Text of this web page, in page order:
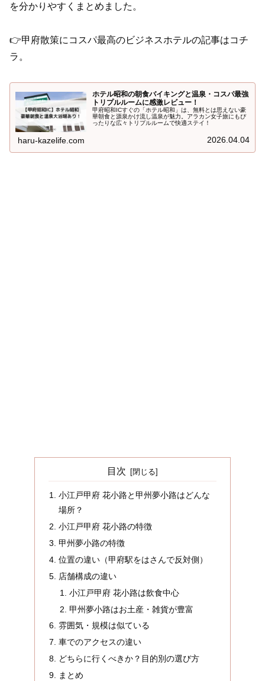
を分かりやすくまとめました。
👉甲府散策にコスパ最高のビジネスホテルの記事はコチ
ラ。
ホテル昭和の朝食バイキングと温泉・コスパ最強
トリプルルームに感激レビュー！
甲府昭和ICすぐの「ホテル昭和」は、無料とは思えない豪
華朝食と源泉かけ流し温泉が魅力。アラカン女子旅にもぴ
ったりな広々トリプルルームで快適ステイ！
haru-kazelife.com 2026.04.04
目次
小江戸甲府 花小路と甲州夢小路はどんな
場所？
小江戸甲府 花小路の特徴
甲州夢小路の特徴
位置の違い（甲府駅をはさんで反対側）
店舗構成の違い
小江戸甲府 花小路は飲食中心
甲州夢小路はお土産・雑貨が豊富
雰囲気・規模は似ている
車でのアクセスの違い
どちらに行くべきか？目的別の選び方
まとめ